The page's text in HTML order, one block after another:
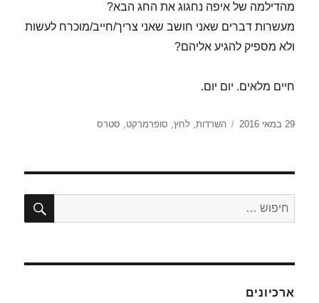
מהדילמה של איפה נחגוג את החג הבא?
מעשרות דברים שאני חושב שאני צריך/חייב/מוכרח לעשות
ולא מספיק להגיע אליהם?
חיים מלאים. יום יום.
פורסם
29 במאי 2016 תגיות
השרדות,לחץ, סופרמרקט, סטרס
חפש:
ארכיונים